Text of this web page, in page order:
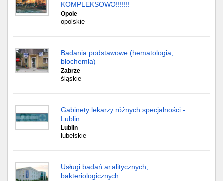
KOMPLEKSOWO!!!!!!!
Opole
opolskie
Badania podstawowe (hematologia,
biochemia)
Zabrze
śląskie
Gabinety lekarzy różnych specjalności -
Lublin
Lublin
lubelskie
Usługi badań analitycznych,
bakteriologicznych